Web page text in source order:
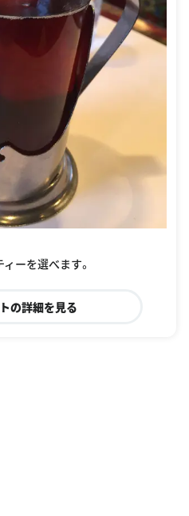
ーを選べます。
の詳細を見る